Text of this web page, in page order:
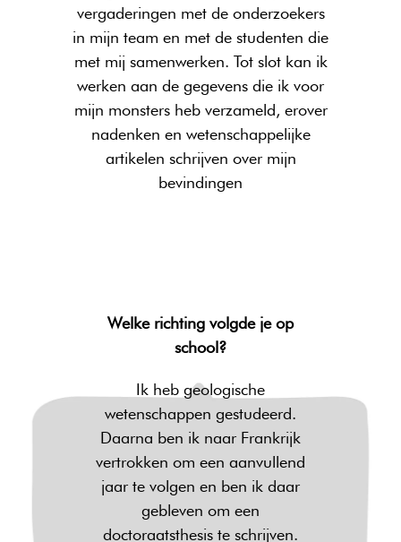
vergaderingen met de onderzoekers
in mijn team en met de studenten die
met mij samenwerken. Tot slot kan ik
werken aan de gegevens die ik voor
mijn monsters heb verzameld, erover
nadenken en wetenschappelijke
artikelen schrijven over mijn
bevindingen
Welke richting volgde je op
school?
Ik heb geologische
wetenschappen gestudeerd.
Daarna ben ik naar Frankrijk
vertrokken om een aanvullend
jaar te volgen en ben ik daar
gebleven om een
doctoraatsthesis te schrijven.